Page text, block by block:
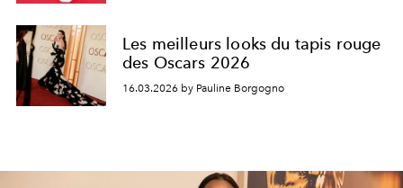
Les meilleurs looks du tapis rouge
des Oscars 2026
16.03.2026 by Pauline Borgogno